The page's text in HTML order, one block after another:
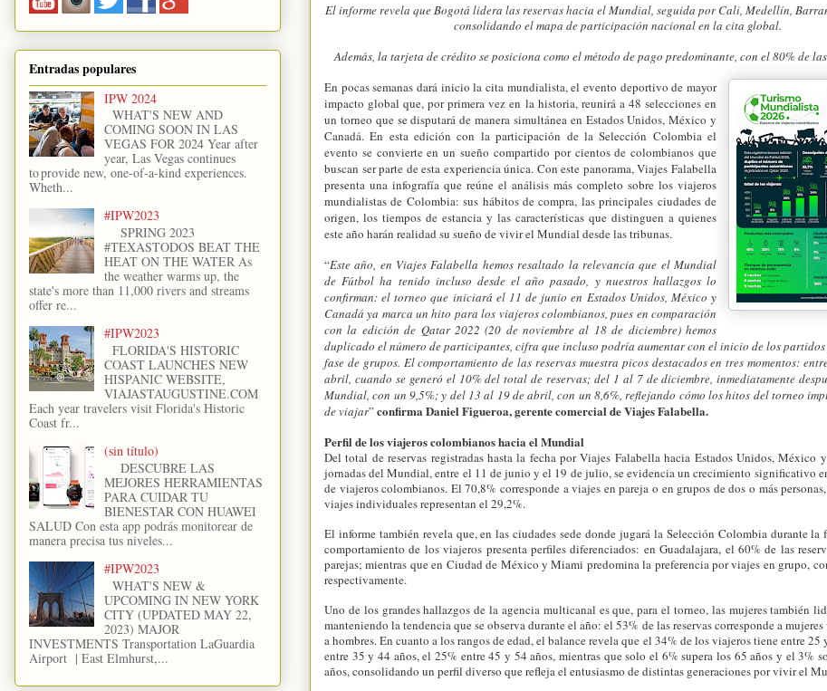
El informe revela que Bogotá lidera las reservas hacia el Mundial, seguida por Cali, Medellín,
consolidando el mapa de participación nacional en la cita global.
Además, la tarjeta de crédito se posiciona como el método de pago predominante, con el 80% de
En pocas semanas dará inicio la cita mundialista, el evento deportivo de mayor
impacto global que, por primera vez en la historia, reunirá a 48 selecciones en
un torneo que se disputará de manera simultánea en Estados Unidos, México y
Canadá. En esta edición con la participación de la Selección Colombia el
evento se convierte en un sueño compartido por cientos de colombianos que
buscan ser parte de esta experiencia única. Con este panorama, Viajes Falabella
presenta una infografía que reúne el análisis más completo sobre los viajeros
mundialistas de Colombia: sus hábitos de compra, las principales ciudades de
origen, los tiempos de estancia y las características que distinguen a quienes
este año harán realidad su sueño de vivir el Mundial desde las tribunas.
“Este año, en Viajes Falabella hemos resaltado la relevancia que el Mundial
de Fútbol ha tenido incluso desde el año pasado, y nuestros hallazgos lo
confirman: el torneo que iniciará el 11 de junio en Estados Unidos, México y
Canadá ya marca un hito para los viajeros colombianos, pues en comparación
con la edición de Qatar 2022 (20 de noviembre al 18 de diciembre) hemos
duplicado el número de participantes, cifra que incluso podría aumentar con el inicio de los partidos
fase de grupos. El comportamiento de las reservas muestra picos destacados en tres momentos:
abril, cuando se generó el 10% del total de reservas; del 1 al 7 de diciembre, inmediatamente
Mundial, con un 9,5%; y del 13 al 19 de abril, con un 8,6%, reflejando cómo los hitos del torneo
de viajar” confirma Daniel Figueroa, gerente comercial de Viajes Falabella.
Perfil de los viajeros colombianos hacia el Mundial
Del total de reservas registradas hasta la fecha por Viajes Falabella hacia Estados Unidos, México
jornadas del Mundial, entre el 11 de junio y el 19 de julio, se evidencia un crecimiento significativo
de viajeros colombianos. El 70,8% corresponde a viajes en pareja o en grupos de dos o más
viajes individuales representan el 29,2%.
El informe también revela que, en las ciudades sede donde jugará la Selección Colombia durante la
comportamiento de los viajeros presenta perfiles diferenciados: en Guadalajara, el 60% de las
parejas; mientras que en Ciudad de México y Miami predomina la preferencia por viajes en grupo,
respectivamente.
Uno de los grandes hallazgos de la agencia multicanal es que, para el torneo, las mujeres también
manteniendo la tendencia que se observa durante el año: el 53% de las reservas corresponde a
a hombres. En cuanto a los rangos de edad, el balance revela que el 34% de los viajeros tiene entre 25
entre 35 y 44 años, el 25% entre 45 y 54 años, mientras que solo el 6% supera los 65 años y el 3%
años, consolidando un perfil diverso que refleja el entusiasmo de distintas generaciones por vivir el
Entradas populares
IPW 2024
WHAT'S NEW AND
COMING SOON IN LAS
VEGAS FOR 2024 Year after
year, Las Vegas continues
to provide new, one-of-a-kind experiences.
Wheth...
#IPW2023
SPRING 2023
#TEXASTODOS BEAT THE
HEAT ON THE WATER As
the weather warms up, the
state's more than 11,000 rivers and streams
offer re...
#IPW2023
FLORIDA'S HISTORIC
COAST LAUNCHES NEW
HISPANIC WEBSITE,
VIAJASTAUGUSTINE.COM
Each year travelers visit Florida's Historic
Coast fr...
(sin título)
DESCUBRE LAS
MEJORES HERRAMIENTAS
PARA CUIDAR TU
BIENESTAR CON HUAWEI
SALUD Con esta app podrás monitorear de
manera precisa tus niveles...
#IPW2023
WHAT'S NEW &
UPCOMING IN NEW YORK
CITY (UPDATED MAY 22,
2023) MAJOR
INVESTMENTS Transportation LaGuardia
Airport | East Elmhurst,...